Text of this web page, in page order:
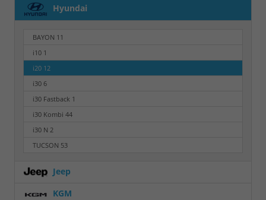
Hyundai
BAYON 11
i10 1
i20 12
i30 6
i30 Fastback 1
i30 Kombi 44
i30 N 2
TUCSON 53
Jeep
KGM